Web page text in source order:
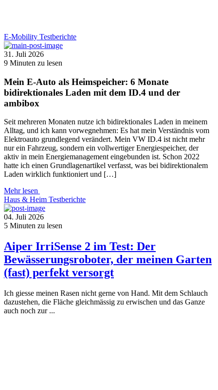
E-Mobility Testberichte
31. Juli 2026
9 Minuten zu lesen
Mein E-Auto als Heimspeicher: 6 Monate
bidirektionales Laden mit dem ID.4 und der
ambibox
Seit mehreren Monaten nutze ich bidirektionales Laden in meinem
Alltag, und ich kann vorwegnehmen: Es hat mein Verständnis vom
Elektroauto grundlegend verändert. Mein VW ID.4 ist nicht mehr
nur ein Fahrzeug, sondern ein vollwertiger Energiespeicher, der
aktiv in mein Energiemanagement eingebunden ist. Schon 2022
hatte ich einen Grundlagenartikel verfasst, was bei bidirektionalem
Laden wirklich funktioniert und […]
Mehr lesen
Haus & Heim Testberichte
04. Juli 2026
5 Minuten zu lesen
Aiper IrriSense 2 im Test: Der
Bewässerungsroboter, der meinen Garten
(fast) perfekt versorgt
Ich giesse meinen Rasen nicht gerne von Hand. Mit dem Schlauch
dazustehen, die Fläche gleichmässig zu erwischen und das Ganze
auch noch zur ...